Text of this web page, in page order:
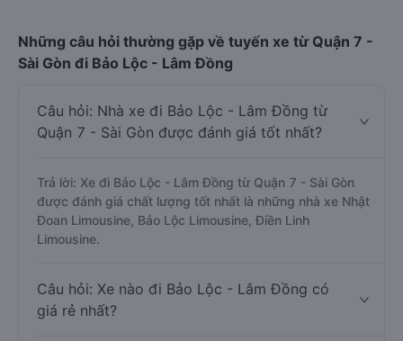
Những câu hỏi thường gặp về tuyến xe từ Quận 7 -
Sài Gòn đi Bảo Lộc - Lâm Đồng
Câu hỏi: Nhà xe đi Bảo Lộc - Lâm Đồng từ
Quận 7 - Sài Gòn được đánh giá tốt nhất?
Trả lời: Xe đi Bảo Lộc - Lâm Đồng từ Quận 7 - Sài Gòn
được đánh giá chất lượng tốt nhất là những nhà xe Nhật
Đoan Limousine, Bảo Lộc Limousine, Điền Linh
Limousine.
Câu hỏi: Xe nào đi Bảo Lộc - Lâm Đồng có
giá rẻ nhất?